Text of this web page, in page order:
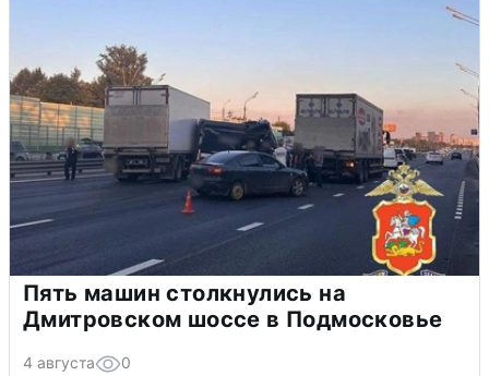
Пять машин столкнулись на
Дмитровском шоссе в Подмосковье
4 августа 0